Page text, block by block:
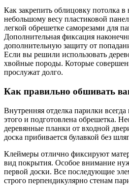
Как закрепить облицовку потолка в
небольшому весу пластиковой
легкой обрешетке саморезами для
Дополнительная фиксация
дополнительную защиту от
Если вы решили использовать
хвойные породы. Которые
прослужат долго.
Как правильно обшивать
Внутренняя отделка парилки всегда
этого и подготовлена ​​обрешетка.
деревянные планки от входной
доска прибивается булавкой без
Клеймеры отлично фиксируют
вид покрытия. Особое внимание
первой доски. Все последующие
строго перпендикулярно стенам